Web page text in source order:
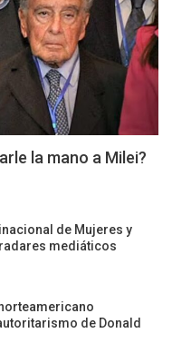
la mano a Milei?
de Mujeres y
mediáticos
de Donald